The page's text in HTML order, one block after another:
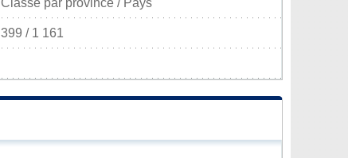
Classé par province / Pays
399 / 1 161